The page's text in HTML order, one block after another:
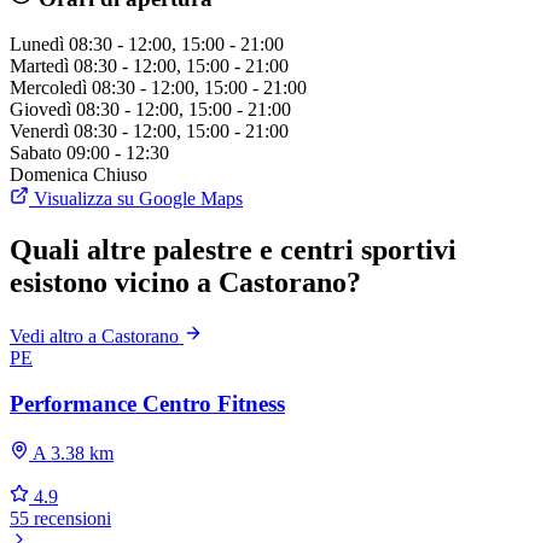
Lunedì 08:30 - 12:00, 15:00 - 21:00
Martedì 08:30 - 12:00, 15:00 - 21:00
Mercoledì 08:30 - 12:00, 15:00 - 21:00
Giovedì 08:30 - 12:00, 15:00 - 21:00
Venerdì 08:30 - 12:00, 15:00 - 21:00
Sabato 09:00 - 12:30
Domenica Chiuso
Visualizza su Google Maps
Quali altre palestre e centri sportivi
esistono vicino a Castorano?
Vedi altro a Castorano
PE
Performance Centro Fitness
A 3.38 km
4.9
55 recensioni